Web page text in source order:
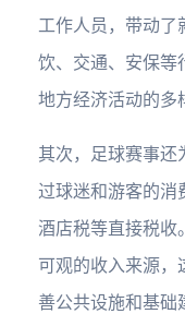
工作人员，带动了
饮、交通、安保等
地方经济活动的多
其次，足球赛事还
过球迷和游客的消
酒店税等直接税收
可观的收入来源，
善公共设施和基础